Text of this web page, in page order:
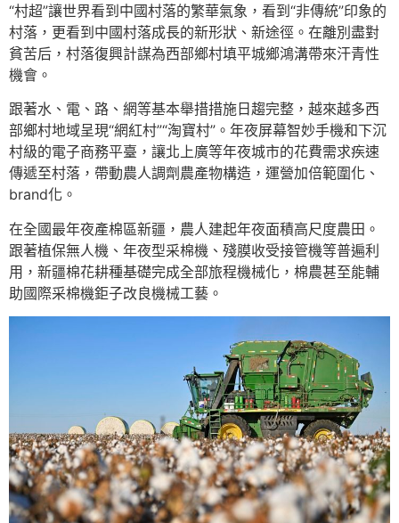
“村超”讓世界看到中國村落的繁華氣象，看到“非傳統”印象的
村落，更看到中國村落成長的新形狀、新途徑。在離別盡對
貧苦后，村落復興計謀為西部鄉村填平城鄉鴻溝帶來汗青性
機會。
跟著水、電、路、網等基本舉措措施日趨完整，越來越多西
部鄉村地域呈現“網紅村”“淘寶村”。年夜屏幕智妙手機和下沉
村級的電子商務平臺，讓北上廣等年夜城市的花費需求疾速
傳遞至村落，帶動農人調劑農產物構造，運營加倍範圍化、
brand化。
在全國最年夜產棉區新疆，農人建起年夜面積高尺度農田。
跟著植保無人機、年夜型采棉機、殘膜收受接管機等普遍利
用，新疆棉花耕種基礎完成全部旅程機械化，棉農甚至能輔
助國際采棉機鉅子改良機械工藝。